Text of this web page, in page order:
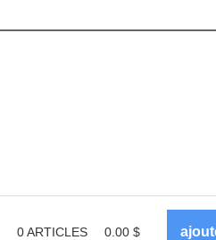
0ARTICLES 0.00 $